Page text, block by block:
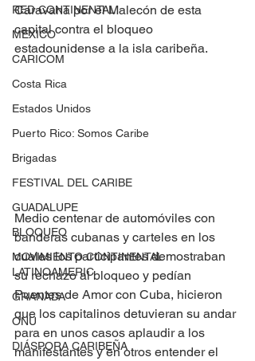
RED CONTINENTAL
MEXICO
CARICOM
Costa Rica
Estados Unidos
Puerto Rico: Somos Caribe
Brigadas
FESTIVAL DEL CARIBE
GUADALUPE
BLOQUEO
MOVIMIENTO CONTINENTAL
LATINOAMERIC
GRANADA
ONU
DIÁSPORA CARIBEÑA
Caravana por el Malecón de esta
capital contra el bloqueo
estadounidense a la isla caribeña.
Medio centenar de automóviles con
banderas cubanas y carteles en los
cuales los participantes demostraban
su rechazo al bloqueo y pedían
Puentes de Amor con Cuba, hicieron
que los capitalinos detuvieran su andar
para en unos casos aplaudir a los
manifestantes y en otros entender el